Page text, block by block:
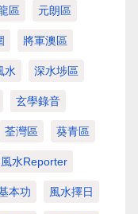
區 元朗區
將軍澳區
水 深水埗區
玄學錄音
荃灣區 葵青區
風水Reporter
本功 風水擇日